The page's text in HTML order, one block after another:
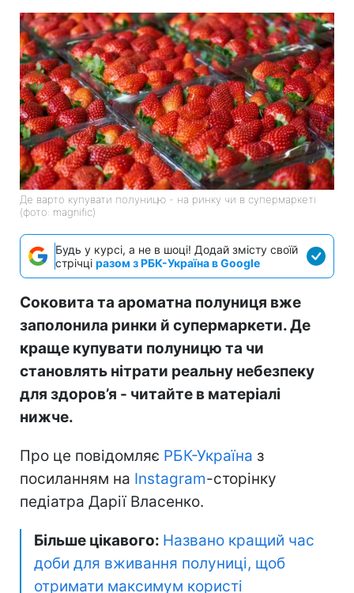
Де варто купувати полуницю - на ринку чи в супермаркеті
(фото: magnific)
Будь у курсі, а не в шоці! Додай змісту своїй
стрічці разом з РБК-Україна в Google
Соковита та ароматна полуниця вже
заполонила ринки й супермаркети. Де
краще купувати полуницю та чи
становлять нітрати реальну небезпеку
для здоров’я - читайте в матеріалі
нижче.
Про це повідомляє РБК-Україна з
посиланням на Instagram-сторінку
педіатра Дарії Власенко.
Більше цікавого: Названо кращий час
доби для вживання полуниці, щоб
отримати максимум користі